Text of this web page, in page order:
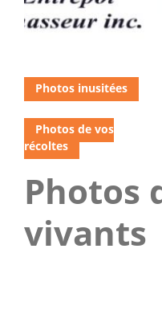
Photos inusitées
Photos de vos
récoltes
Photos
vivants